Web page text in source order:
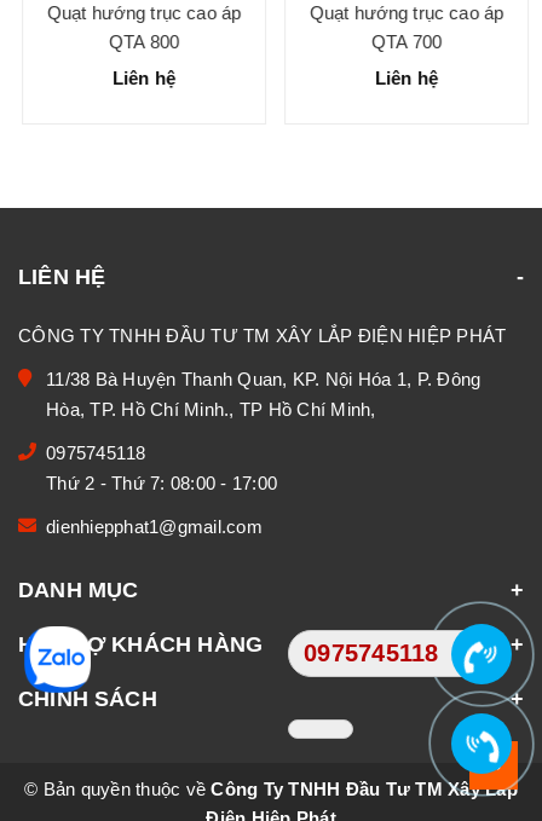
QTA 800
QTA 700
LIÊN HỆ
CÔNG TY TNHH ĐẦU TƯ TM XÂY LẮP ĐIỆN HIỆP PHÁT
11/38 Bà Huyện Thanh Quan, KP. Nội Hóa 1, P. Đông
Hòa, TP. Hồ Chí Minh., TP Hồ Chí Minh,
0975745118
Thứ 2 - Thứ 7: 08:00 - 17:00
dienhiepphat1@gmail.com
DANH MỤC
HỖ TRỢ KHÁCH HÀNG
CHÍNH SÁCH
© Bản quyền thuộc vềCông Ty TNHH Đầu Tư TM Xây Lắp
0975745118